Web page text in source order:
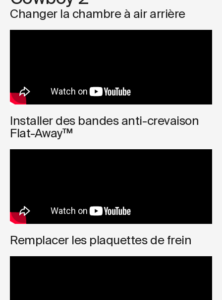
Changer la chambre à air arrière
Installer des bandes anti-crevaison
Flat-Away™
Remplacer les plaquettes de frein